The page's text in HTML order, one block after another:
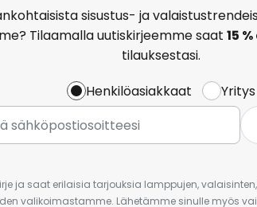
sisustus- ja
Tilaamalla uutiskirjeemme saat 15
tilauksestasi.
Henkilöasiakkaat
Yritys
ja saat erilaisia tarjouksia lamppujen,
valikoimastamme. Lähetämme sinulle myös